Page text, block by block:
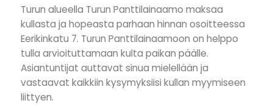
Turun alueella Turun Panttilainaamo maksaa
kullasta ja hopeasta parhaan hinnan osoitteessa
Eerikinkatu 7. Turun Panttilainaamoon on helppo
tulla arvioituttamaan kulta paikan päälle.
Asiantuntijat auttavat sinua mielellään ja
vastaavat kaikkiin kysymyksiisi kullan myymiseen
liittyen.